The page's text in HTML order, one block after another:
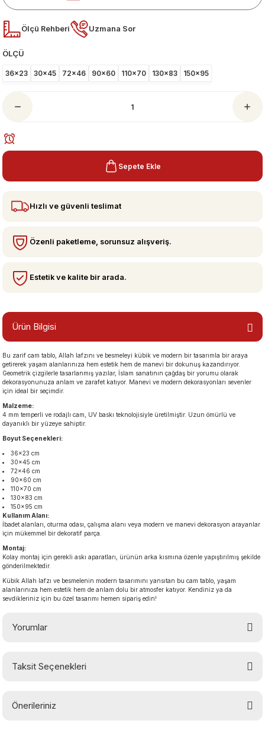
Manzaraları
Ölçü Rehberi Uzmana Sor
ÖLÇÜ
36x23 30x45 72x46 90x60 110x70 130x83 150x95
Sepete Ekle
Hızlı ve güvenli teslimat
Özenli paketleme, sorunsuz alışveriş.
Estetik ve kalite bir arada.
Ürün Bilgisi
Bu zarif cam tablo, Allah lafzını ve besmeleyi kübik ve modern bir tasarımla bir araya
getirerek yaşam alanlarınıza hem estetik hem de manevi bir dokunuş kazandırıyor.
Geometrik çizgilerle tasarlanmış yazılar, İslam sanatının çağdaş bir yorumu olarak
dekorasyonunuza anlam ve zarafet katıyor. Manevi ve modern dekorasyonları sevenler
için ideal bir seçimdir.
Malzeme:
4 mm temperli ve rodajlı cam, UV baskı teknolojisiyle üretilmiştir. Uzun ömürlü ve
dayanıklı bir yüzeye sahiptir.
Boyut Seçenekleri:
36×23 cm
30×45 cm
72×46 cm
90×60 cm
110×70 cm
130×83 cm
150×95 cm
Kullanım Alanı:
İbadet alanları, oturma odası, çalışma alanı veya modern ve manevi dekorasyon arayanlar
için mükemmel bir dekoratif parça.
Montaj:
Kolay montaj için gerekli askı aparatları, ürünün arka kısmına özenle yapıştırılmış şekilde
gönderilmektedir.
Kübik Allah lafzı ve besmelenin modern tasarımını yansıtan bu cam tablo, yaşam
alanlarınıza hem estetik hem de anlam dolu bir atmosfer katıyor. Kendiniz ya da
sevdikleriniz için bu özel tasarımı hemen sipariş edin!
Yorumlar
Taksit Seçenekleri
Önerileriniz